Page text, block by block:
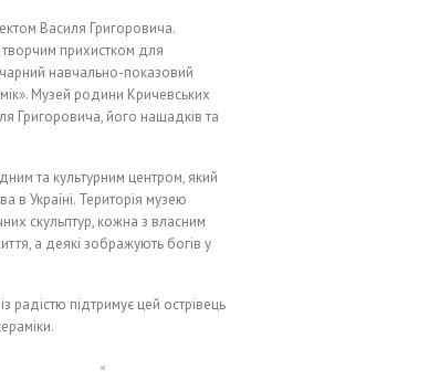
Василя Григоровича.
творчим прихистком для
навчально-показовий
Музей родини Кричевських
Григоровича, його нащадків та
та культурним центром, який
в Україні. Територія музею
скульптур, кожна з власним
а деякі зображують богів у
радістю підтримує цей острівець